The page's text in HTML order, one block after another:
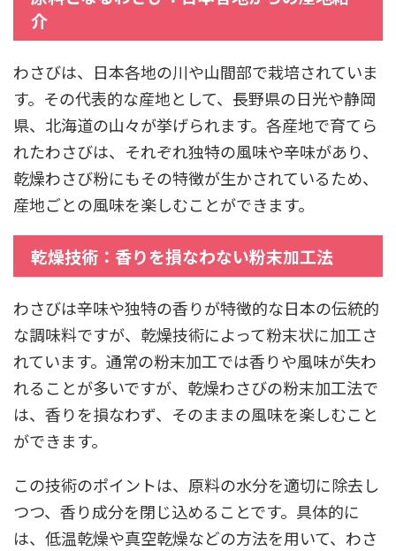
介
わさびは、日本各地の川や山間部で栽培されていま
す。その代表的な産地として、長野県の日光や静岡
県、北海道の山々が挙げられます。各産地で育てら
れたわさびは、それぞれ独特の風味や辛味があり、
乾燥わさび粉にもその特徴が生かされているため、
産地ごとの風味を楽しむことができます。
乾燥技術：香りを損なわない粉末加工法
わさびは辛味や独特の香りが特徴的な日本の伝統的
な調味料ですが、乾燥技術によって粉末状に加工さ
れています。通常の粉末加工では香りや風味が失わ
れることが多いですが、乾燥わさびの粉末加工法で
は、香りを損なわず、そのままの風味を楽しむこと
ができます。
この技術のポイントは、原料の水分を適切に除去し
つつ、香り成分を閉じ込めることです。具体的に
は、低温乾燥や真空乾燥などの方法を用いて、わさ